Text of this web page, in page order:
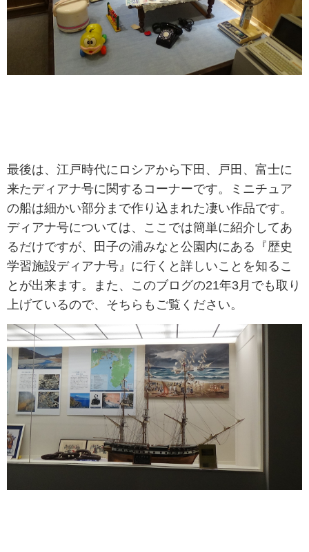
最後は、江戸時代にロシアから下田、戸田、富士に
来たディアナ号に関するコーナーです。ミニチュア
の船は細かい部分まで作り込まれた凄い作品です。
ディアナ号については、ここでは簡単に紹介してあ
るだけですが、田子の浦みなと公園内にある『歴史
学習施設ディアナ号』に行くと詳しいことを知るこ
とが出来ます。また、このブログの21年3月でも取り
上げているので、そちらもご覧ください。